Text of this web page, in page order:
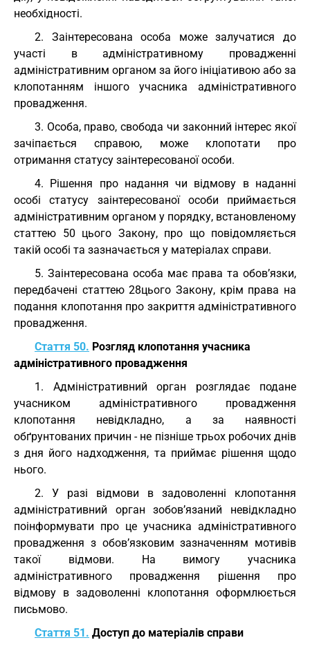
необхідності.
2. Заінтересована особа може залучатися до
участі в адміністративному провадженні
адміністративним органом за його ініціативою або за
клопотанням іншого учасника адміністративного
провадження.
3. Особа, право, свобода чи законний інтерес якої
зачіпається справою, може клопотати про
отримання статусу заінтересованої особи.
4. Рішення про надання чи відмову в наданні
особі статусу заінтересованої особи приймається
адміністративним органом у порядку, встановленому
статтею 50 цього Закону, про що повідомляється
такій особі та зазначається у матеріалах справи.
5. Заінтересована особа має права та обов’язки,
передбачені статтею 28цього Закону, крім права на
подання клопотання про закриття адміністративного
провадження.
Стаття 50. Розгляд клопотання учасника
адміністративного провадження
1. Адміністративний орган розглядає подане
учасником адміністративного провадження
клопотання невідкладно, а за наявності
обґрунтованих причин - не пізніше трьох робочих днів
з дня його надходження, та приймає рішення щодо
нього.
2. У разі відмови в задоволенні клопотання
адміністративний орган зобов’язаний невідкладно
поінформувати про це учасника адміністративного
провадження з обов’язковим зазначенням мотивів
такої відмови. На вимогу учасника
адміністративного провадження рішення про
відмову в задоволенні клопотання оформлюється
письмово.
Стаття 51. Доступ до матеріалів справи